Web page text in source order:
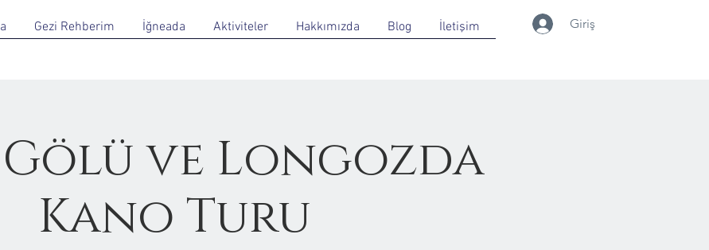
Gezi Rehberim İğneada Aktiviteler Hakkımızda Blog İletişim Giriş
ve Longozda
Kano Turu